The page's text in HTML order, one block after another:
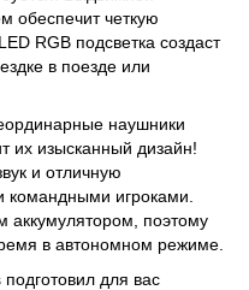
обеспечит четкую
RGB подсветка создаст
в поезде или
наушники
их изысканный дизайн!
и отличную
командными игроками.
поэтому
в автономном режиме.
для вас